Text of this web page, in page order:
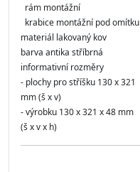
rám montážní
krabice montážní pod omítku
materiál lakovaný kov
barva antika stříbrná
informativní rozměry
- plochy pro stříšku 130 x 321
mm (š x v)
- výrobku 130 x 321 x 48 mm
(š x v x h)